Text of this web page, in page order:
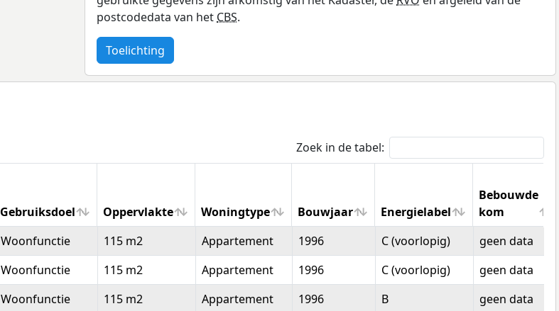
postcodedata van het CBS.
Toelichting
Zoek in de tabel:
Gebruiksdoel Oppervlakte Woningtype Bouwjaar Energielabel
Bebouwde
kom
Gebruiksdoel Oppervlakte Woningtype Bouwjaar Energielabel
Bebouwde
kom
Woonfunctie 115 m2 Appartement 1996 C (voorlopig)
geen data
Woonfunctie 115 m2 Appartement 1996 C (voorlopig)
geen data
Woonfunctie 115 m2 Appartement 1996 B
geen data